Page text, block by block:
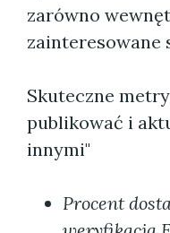
zarówno
zainteresowane
Skuteczne
publikować i
innymi"
Procent